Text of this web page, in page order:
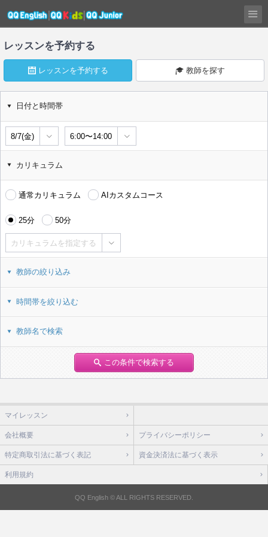
レッスンを予約する
レッスンを予約する 教師を探す
日付と時間帯
8/7(金) 6:00〜14:00
カリキュラム
通常カリキュラム AIカスタムコース
25分 50分
カリキュラムを指定する
教師の絞り込み
時間帯を絞り込む
教師名で検索
この条件で検索する
マイレッスン
会社概要 プライバシーポリシー
特定商取引法に基づく表記 資金決済法に基づく表示
利用規約
QQ English © ALL RIGHTS RESERVED.